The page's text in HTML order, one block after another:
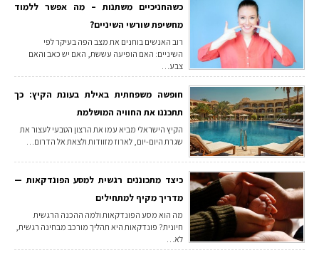
כשהחניכיים משתנות – מה אפשר ללמוד
מחשיפת שורשי השיניים?
רוב האנשים בוחנים את מצב הפה בעיקר לפי
השיניים: האם הופיעה עששת, האם יש כאב והאם
צבע…
חופשה משפחתית באילת בעונת הקיץ: כך
תתכננו את החוויה המושלמת
הקיץ הישראלי מביא עמו את הרצון הטבעי לעצור את
שגרת היום-יום, לארוז מזוודות ולצאת אל הדרום…
כיצד מתכוננים רגשית למסע הפונדקאות —
מדריך מקיף למתחילים
מה הוא מסע הפונדקאות ולמה ההכנה הרגשית
חיונית? פונדקאות היא תהליך מורכב מבחינה רגשית,
לא…